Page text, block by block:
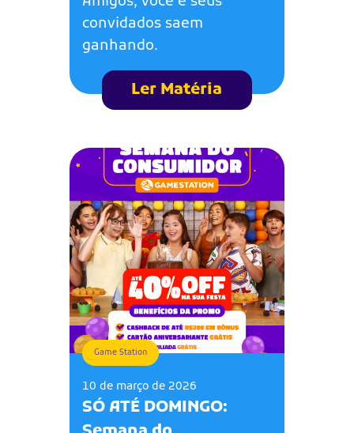
convidados saem
ganhando.
Ler Matéria
Game Station
10 de março de 2026
SÓ ATÉ DOMINGO: